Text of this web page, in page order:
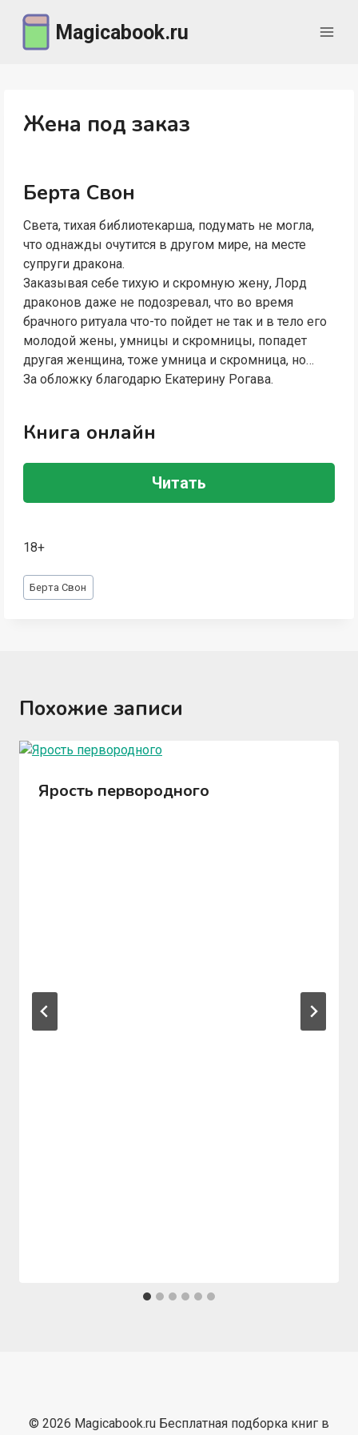
содержимому
Magicabook.ru
Жена под заказ
Берта Свон
Света, тихая библиотекарша, подумать не могла,
что однажды очутится в другом мире, на месте
супруги дракона.
Заказывая себе тихую и скромную жену, Лорд
драконов даже не подозревал, что во время
брачного ритуала что-то пойдет не так и в тело его
молодой жены, умницы и скромницы, попадет
другая женщина, тоже умница и скромница, но…
За обложку благодарю Екатерину Рогава.
Книга онлайн
Читать
18+
Метки
записи:
Берта Свон
Похожие записи
Ярость первородного
© 2026 Magicabook.ru Бесплатная подборка книг в